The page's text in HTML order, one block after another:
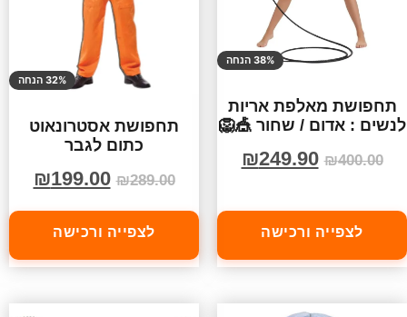
38% הנחה
תחפושת מאלפת אריות
לנשים : אדום / שחור 🎪🦁
₪400.00
₪249.90
לצפייה ורכישה
32% הנחה
תחפושת אסטרונאוט
כתום לגבר
₪289.00
₪199.00
לצפייה ורכישה